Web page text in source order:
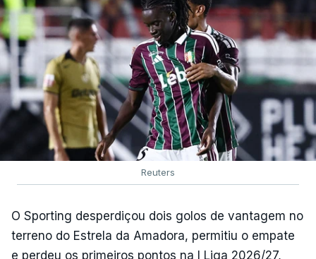
Reuters
O Sporting desperdiçou dois golos de vantagem no
terreno do Estrela da Amadora, permitiu o empate
e perdeu os primeiros pontos na I Liga 2026/27,